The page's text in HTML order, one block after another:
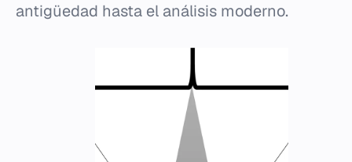
antigüedad hasta el análisis moderno.